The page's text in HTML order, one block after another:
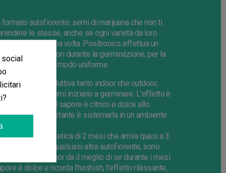
autofiorente: semi di marijuana che non ti
le stesse, anche se ogni varietà da loro
almeno una volta. Positronics effettua un
errori durante la germinazione, per la
tutte in modo uniforme.
essere produttiva tanto indoor che outdoor;
da quando i semi iniziano a germinare. L'effetto è
stressante; il sapore è citrico e dolce allo
l'importante è sistemarla in un ambiente
alta, una genetica di 2 mesi che arriva quasi a 3.
ad una qualsiasi altra autofiorente, sono
Outdoor da il meglio di se durante i mesi
è dolce e ricorda l'hashish, l'effetto rilassante,
social